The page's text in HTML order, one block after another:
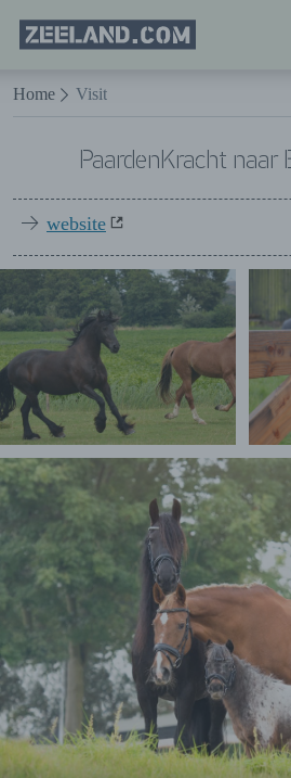
Naar hoofdinhoud
Homepage
Zeeland.com
Home Visit
PaardenKracht naar
website